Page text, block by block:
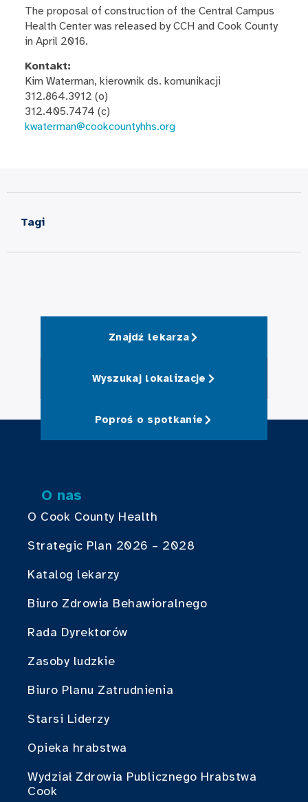
The proposal of construction of the Central Campus
Health Center was released by CCH and Cook County
in April 2016.
Kontakt:
Kim Waterman, kierownik ds. komunikacji
312.864.3912 (o)
312.405.7474 (c)
kwaterman@cookcountyhhs.org
Tagi
Znajdź lekarza
Wyszukaj lokalizacje
Poproś o spotkanie
O nas
O Cook County Health
Strategic Plan 2026 – 2028
Katalog lekarzy
Biuro Zdrowia Behawioralnego
Rada Dyrektorów
Zasoby ludzkie
Biuro Planu Zatrudnienia
Starsi Liderzy
Opieka hrabstwa
Wydział Zdrowia Publicznego Hrabstwa
Cook